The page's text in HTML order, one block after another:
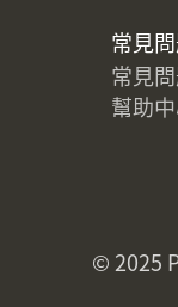
常見
常見
幫助
© 2025